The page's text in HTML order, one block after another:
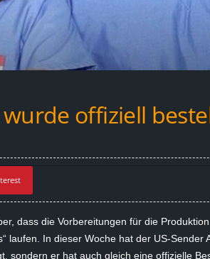
offiziell
dass die Vorbereitungen für die
“ laufen. In dieser Woche hat der US-Sender
sondern er hat auch gleich eine offizielle